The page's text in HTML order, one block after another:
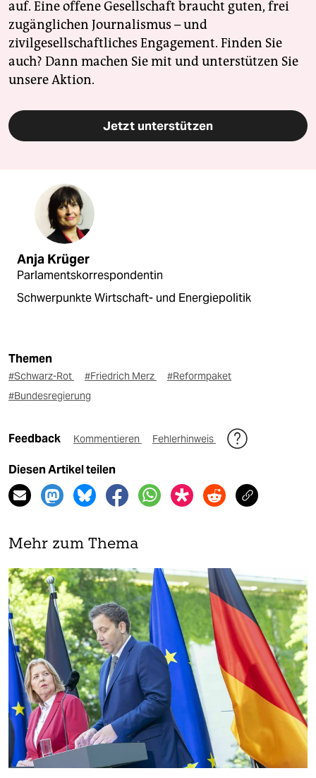
auf. Eine offene Gesellschaft braucht guten, frei
zugänglichen Journalismus – und
zivilgesellschaftliches Engagement. Finden Sie
auch? Dann machen Sie mit und unterstützen Sie
unsere Aktion.
Jetzt unterstützen
Anja Krüger
Parlamentskorrespondentin
Schwerpunkte Wirtschaft- und Energiepolitik
Themen
#Schwarz-Rot #Friedrich Merz
#Reformpaket
#Bundesregierung
Feedback Kommentieren Fehlerhinweis
Diesen Artikel teilen
Mehr zum Thema